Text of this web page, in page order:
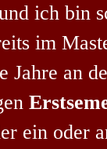
ich bin
im
Jahre an
ein oder